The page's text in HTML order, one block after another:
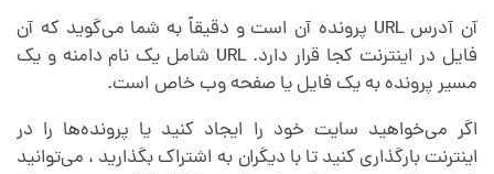
آن آدرس URL پرونده آن است و دقیقاً به شما می‌گوید که آن
فایل در اینترنت کجا قرار دارد. URL شامل یک نام دامنه و یک
مسیر پرونده به یک فایل یا صفحه وب خاص است.
اگر می‌خواهید سایت خود را ایجاد کنید یا پرونده‌ها را در
اینترنت بارگذاری کنید تا با دیگران به اشتراک بگذارید ، می‌توانید